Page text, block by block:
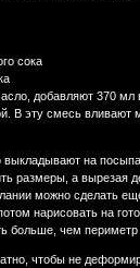
сока
добавляют 370 мл
В эту смесь вливают
на
размеры, а вырезая
можно сделать
нарисовать на
больше, чем периметр
чтобы не